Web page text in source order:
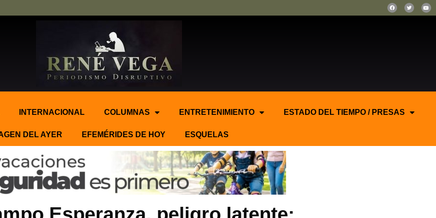
INTERNACIONAL COLUMNAS ENTRETENIMIENTO ESTADO DEL TIEMPO / PRESAS
DEL AYER EFEMÉRIDES DE HOY ESQUELAS